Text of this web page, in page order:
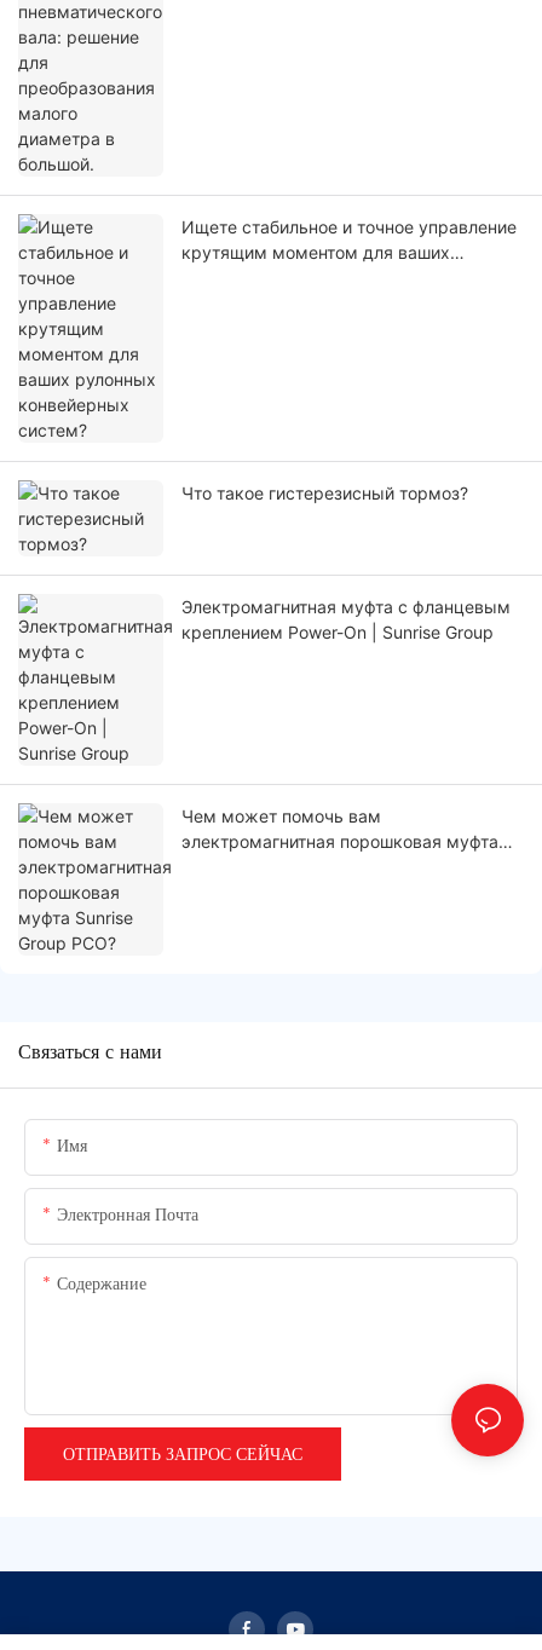
Ищете стабильное и точное управление
крутящим моментом для ваших
Что такое гистерезисный тормоз?
Электромагнитная муфта с фланцевым
креплением Power-On | Sunrise Group
Чем может помочь вам
электромагнитная порошковая муфта
Связаться с нами
Имя
Электронная Почта
Содержание
ОТПРАВИТЬ ЗАПРОС СЕЙЧАС